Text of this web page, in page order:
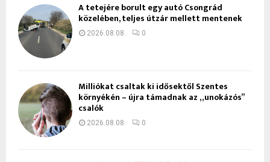
A tetejére borult egy autó Csongrád
közelében, teljes útzár mellett mentenek
2026.08.08. 0
Milliókat csaltak ki idősektől Szentes
környékén – újra támadnak az „unokázós”
csalók
2026.08.08. 0